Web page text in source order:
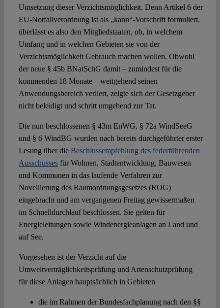
Umsetzung dieser Verzichtsmöglichkeit. Denn Artikel 6 der
EU-Notfallverordnung ist als „kann“-Vorschrift formuliert,
überlässt es also den Mitgliedstaaten, ob, in welchem
Umfang und in welchen Gebieten sie von der
Verzichtsmöglichkeit Gebrauch machen wollen. Obwohl
der neue § 45b BNatSchG damit – zumindest für die
kommenden 18 Monate – weitgehend seinen
Anwendungsbereich verliert, zeigte sich der Gesetzgeber
nicht beleidigt und schritt umgehend zur Tat.
Die nun beschlossenen § 43m EnWG, § 72a WindSeeG
und § 6 WindBG wurden nach bereits durchgeführter erster
Lesung über die Beschlussempfehlung des federführenden
Ausschussesfür Wohnen, Stadtentwicklung, Bauwesen
und Kommunen in das laufende Verfahren zur
Novellierung des Raumordnungsgesetzes (ROG)
eingebracht und am vergangenen Freitag gewissermaßen
im Schnelldurchlauf beschlossen. Sie gelten für
Energieleitungen sowie Windenergieanlagen an Land und
auf See.
Vorgesehen ist der Verzicht auf die
Umweltverträglichkeitsprüfung und Artenschutzprüfung
für diese Anlagen hauptsächlich in Gebieten
die im Rahmen der Bundesfachplanung nach den §§